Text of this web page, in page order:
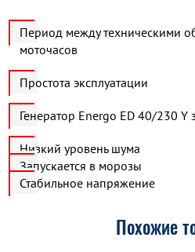
Период между техническими
моточасов
Простота эксплуатации
Генератор Energo ED 40/230
Низкий уровень шума
Запускается в морозы
Стабильное напряжение
Похожие